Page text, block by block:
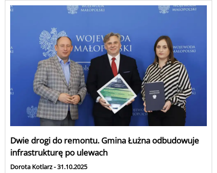
Dwie drogi do remontu. Gmina Łużna odbudowuje
infrastrukturę po ulewach
Dorota Kotlarz - 31.10.2025